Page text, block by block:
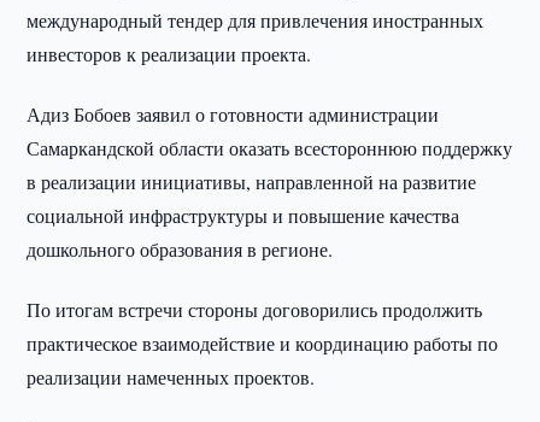
международный тендер для привлечения иностранных
инвесторов к реализации проекта.
Адиз Бобоев заявил о готовности администрации
Самаркандской области оказать всестороннюю поддержку
в реализации инициативы, направленной на развитие
социальной инфраструктуры и повышение качества
дошкольного образования в регионе.
По итогам встречи стороны договорились продолжить
практическое взаимодействие и координацию работы по
реализации намеченных проектов.